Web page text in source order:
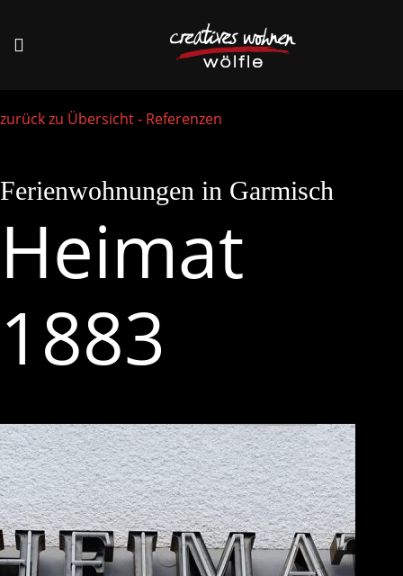
zurück zu Übersicht - Referenzen
Ferienwohnungen in Garmisch
Heimat
1883